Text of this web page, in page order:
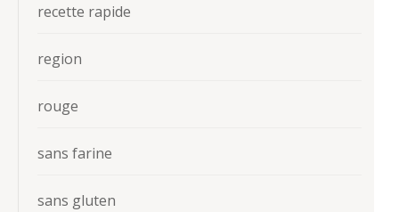
recette rapide
region
rouge
sans farine
sans gluten